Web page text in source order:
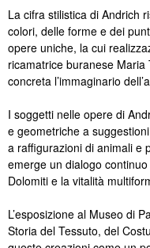
La cifra stilistica di Andrich
colori, delle forme e dei
opere uniche, la cui
ricamatrice buranese
concreta l’immaginario
I soggetti nelle opere di
e geometriche a
a raffigurazioni di animali e
emerge un dialogo
Dolomiti e la vitalità
L’esposizione al Museo di
Storia del Tessuto, del